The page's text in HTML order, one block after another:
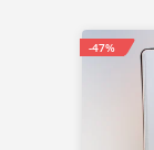
-47%